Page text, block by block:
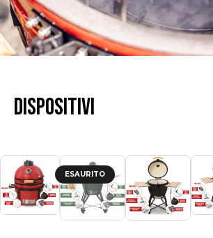
Dispositivi
ESAURITO